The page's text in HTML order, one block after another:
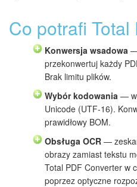
Co potrafi
Konwersja wsadowa
przekonwertuj każdy
Brak limitu plików.
Wybór kodowania —
Unicode (UTF-16).
prawidłowy BOM.
Obsługa OCR —
obrazy zamiast tekstu
Total PDF Converter w
poprzez optyczne